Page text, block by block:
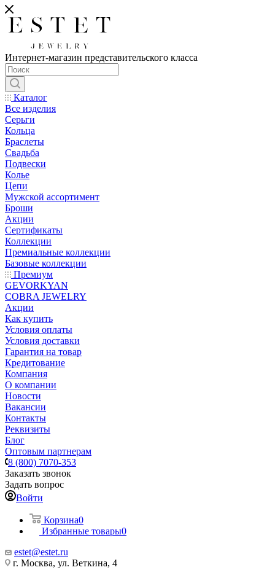
Интернет-магазин представительского класса
Каталог
Все изделия
Серьги
Кольца
Браслеты
Свадьба
Подвески
Колье
Цепи
Мужской ассортимент
Броши
Акции
Сертификаты
Коллекции
Премиальные коллекции
Базовые коллекции
Премиум
GEVORKYAN
COBRA JEWELRY
Акции
Как купить
Условия оплаты
Условия доставки
Гарантия на товар
Кредитование
Компания
О компании
Новости
Вакансии
Контакты
Реквизиты
Блог
Оптовым партнерам
8 (800) 7070-353
Заказать звонок
Задать вопрос
Войти
Корзина0
Избранные товары0
estet@estet.ru
г. Москва, ул. Веткина, 4